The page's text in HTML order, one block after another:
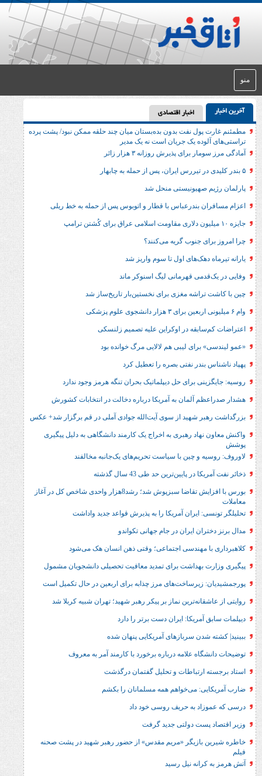
اخبار اقتصادی
نفت بدون بده‌بستان میان چند حلقه ممکن نبود/ پشت پرده
یک جریان است نه یک مدیر
پذیرش روزانه ۳ هزار زائر
صهیونیستی منحل شد
بندرعباس با قطار و اتوبوس پس از حمله به خط ریلی
جنوب گریه می‌کنند؟
اول تا سوم واریز شد
مغزی برای نخستین‌بار تاریخ‌ساز شد
در اوکراین علیه تصمیم زلنسکی
لیبی هم لالایی مرگ خوانده بود
نفتی بصره را تعطیل کرد
برای حل‌ دیپلماتیک بحران تنگه هرمز وجود ندارد
آلمان به آمریکا درباره دخالت در انتخابات کشورش
شهید از سوی آیت‌الله جوادی آملی در قم برگزار شد+ عکس
رهبری به اخراج یک کارمند دانشگاهی به دلیل پیگیری
و چین با سیاست تحریم‌های یک‌جانبه مخالفند
پایین‌ترین حد طی 43 سال گذشته
بورس با افزایش تقاضا سبزپوش شد؛ رشد8هزار واحدی شاخص کل در آغاز
ایران آمریکا را به پذیرش قواعد جدید واداشت
ایران در جام جهانی تکواندو
مهندسی اجتماعی؛ وقتی ذهن انسان هک می‌شود
بهداشت برای تمدید معافیت تحصیلی دانشجویان مشمول
زیرساخت‌های مرز چذابه برای اربعین در حال تکمیل است
نماز بر پیکر رهبر شهید؛‌ تهران‌ شبیه کربلا شد
ایران دست برتر را دارد
سربازهای آمریکایی پنهان شده
علامه درباره برخورد با کارمند آمر به معروف
و تحلیل گفتمان درگذشت
می‌خواهم همه مسلمانان را بکشم
به حریف روسی خود داد
دولتی جدید گرفت
«مریم مقدس» از حضور رهبر شهید در پشت صحنه
نیل رسید